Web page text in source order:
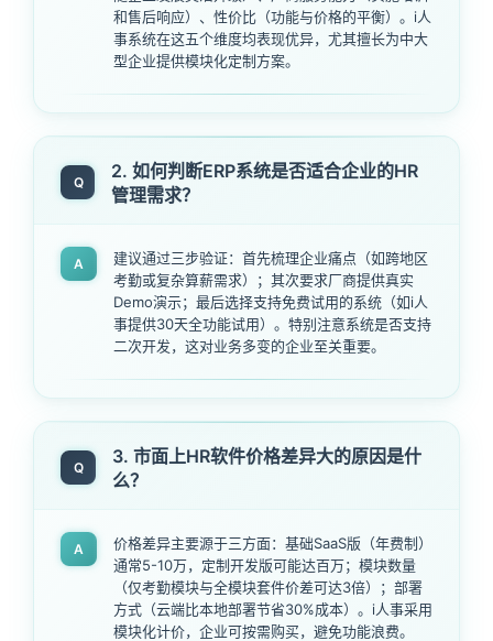
和售后响应）、性价比（功能与价格的平衡）。i人
事系统在这五个维度均表现优异，尤其擅长为中大
型企业提供模块化定制方案。
Q
2. 如何判断ERP系统是否适合企业的HR
管理需求？
A
建议通过三步验证：首先梳理企业痛点（如跨地区
考勤或复杂算薪需求）；其次要求厂商提供真实
Demo演示；最后选择支持免费试用的系统（如i人
事提供30天全功能试用）。特别注意系统是否支持
二次开发，这对业务多变的企业至关重要。
Q
3. 市面上HR软件价格差异大的原因是什
么？
A
价格差异主要源于三方面：基础SaaS版（年费制）
通常5-10万，定制开发版可能达百万；模块数量
（仅考勤模块与全模块套件价差可达3倍）；部署
方式（云端比本地部署节省30%成本）。i人事采用
模块化计价，企业可按需购买，避免功能浪费。